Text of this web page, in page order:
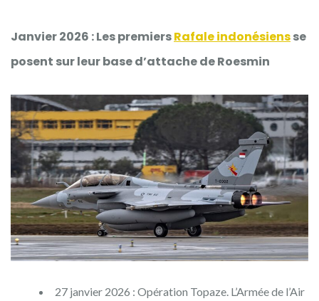
Janvier 2026 : Les premiersRafale indonésiensse
posent sur leur base d’attache de Roesmin
27 janvier 2026 : Opération Topaze. L’Armée de l’Air